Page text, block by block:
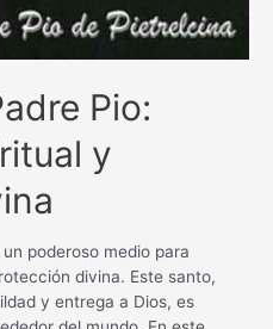
Pio:
y
poderoso medio para
divina. Este santo,
y entrega a Dios, es